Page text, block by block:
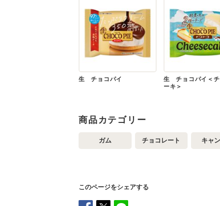
生 チョコパイ
生 チョコパイ＜チ
ーキ＞
商品カテゴリー
ガム チョコレート キャ
このページをシェアする